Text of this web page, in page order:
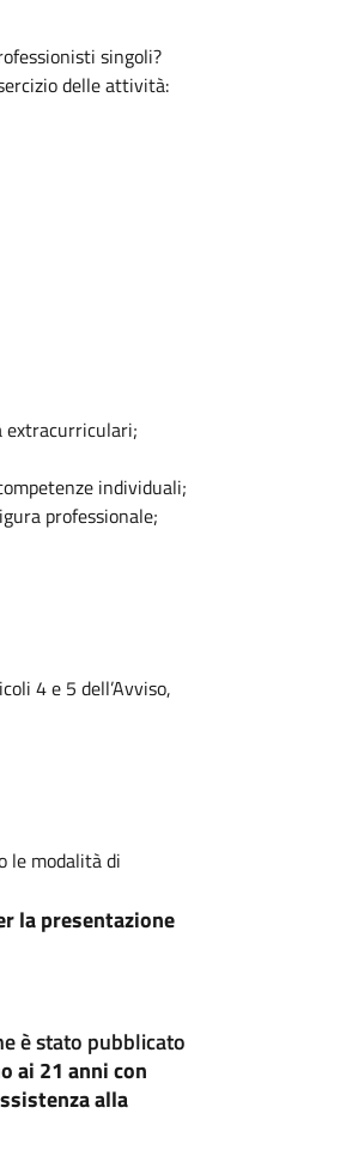
singoli?
delle attività:
individuali;
professionale;
4 e 5 dell’Avviso,
le modalità di
la presentazione
è stato pubblicato
ai 21 anni con
alla